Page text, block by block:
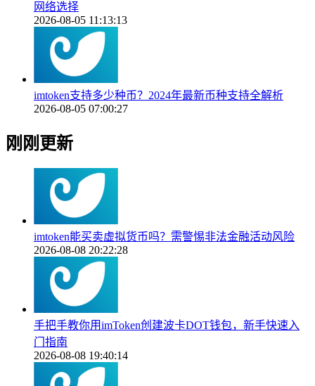
网络选择
2026-08-05 11:13:13
imtoken支持多少种币？2024年最新币种支持全解析
2026-08-05 07:00:27
刚刚更新
imtoken能买卖虚拟货币吗？需警惕非法金融活动风险
2026-08-08 20:22:28
手把手教你用imToken创建波卡DOT钱包，新手快速入
门指南
2026-08-08 19:40:14